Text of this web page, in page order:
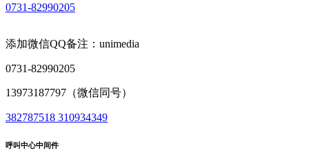
0731-82990205
添加微信QQ备注：unimedia
0731-82990205
13973187797（微信同号）
382787518 310934349
呼叫中心中间件